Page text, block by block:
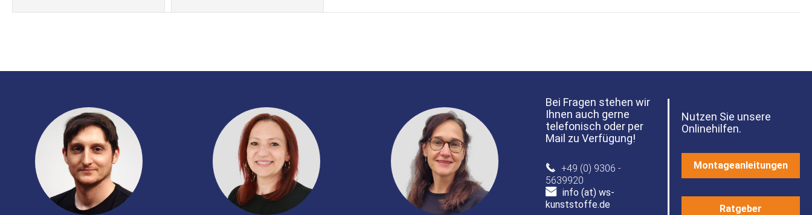
Bei Fragen stehen wir
Ihnen auch gerne
telefonisch oder per
Mail zu Verfügung!
+49 (0) 9306 -
5639920
info (at) ws-
kunststoffe.de
Nutzen Sie unsere
Onlinehilfen.
Montageanleitungen
Ratgeber